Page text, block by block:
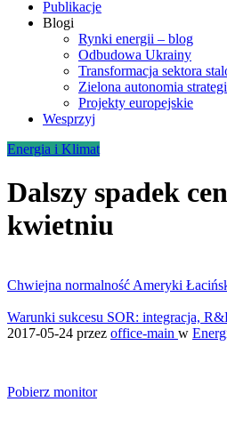
Publikacje
Blogi
Rynki energii – blog
Odbudowa Ukrainy
Transformacja sektora
Zielona autonomia
Projekty europejskie
Wesprzyj
Energia i Klimat
Dalszy spadek
kwietniu
Chwiejna normalność Ameryki
Warunki sukcesu SOR: integracja,
2017-05-24 przez office-main w
Pobierz monitor